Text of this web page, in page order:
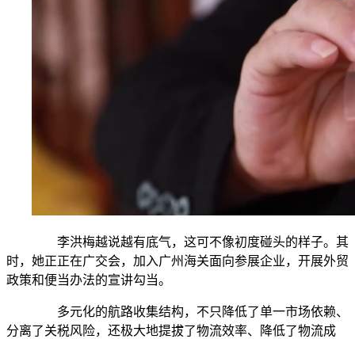
李洪梅越说越有底气，这可不像初度碰头的样子。其
时，她正正在广交会，加入广州海关面向参展企业，开展外贸
政策和便当办法的宣讲勾当。
多元化的航路收集结构，不只降低了单一市场依赖、
分离了关税风险，还极大地提拔了物流效率、降低了物流成